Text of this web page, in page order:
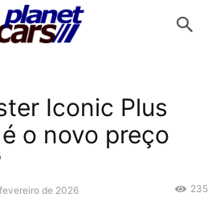
Iconic Plus
o novo preço
de 2026 235